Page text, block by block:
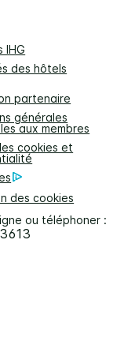
IHG
des hôtels
partenaire
générales
aux membres
cookies et
des cookies
ou téléphoner :